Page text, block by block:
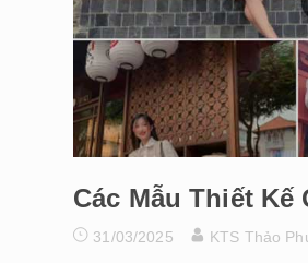
Các Mẫu Thiết
31/03/2025 KTS Thảo